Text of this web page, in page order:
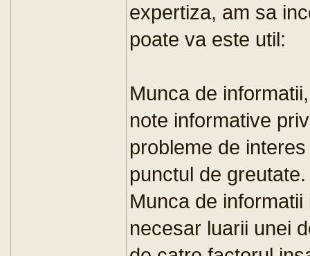
expertiza, am sa
poate va este util:
Munca de
note informative
probleme de
punctul de greutate.
Munca de
necesar luarii unei